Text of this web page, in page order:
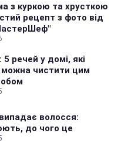
з куркою та хрусткою
рецепт з фото від
речей у домі, які
можна чистити цим
волосся:
до чого це